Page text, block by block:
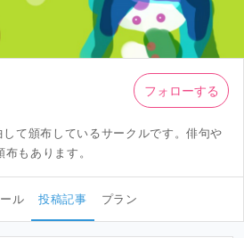
て頒布しているサークルです。俳句や
もあります。
フォローする
ル 投稿記事 プラン